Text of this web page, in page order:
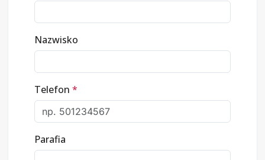
Nazwisko
Telefon *
Parafia